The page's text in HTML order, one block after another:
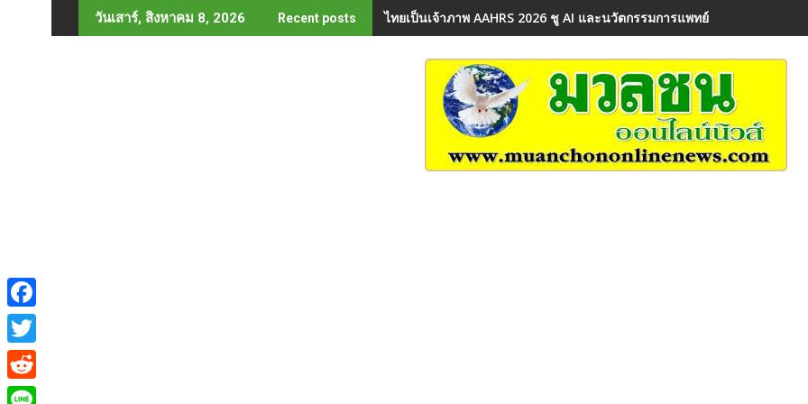
to
วันเสาร์, สิงหาคม 8, 2026 Recent posts ไทยเป็นเจ้าภาพ AAHRS 2026 ชู AI และนวัตกรรมการแพทย์ ผลักดัน Medical
F
a
c
T
w
R